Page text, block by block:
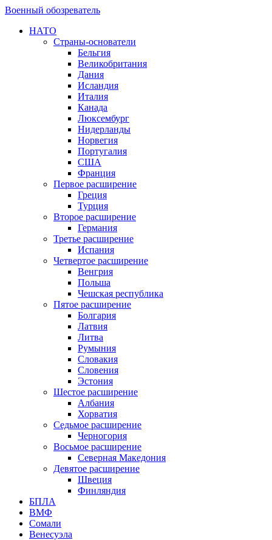
Военный обозреватель
НАТО
Страны-основатели
Бельгия
Великобритания
Дания
Исландия
Италия
Канада
Люксембург
Нидерланды
Норвегия
Португалия
США
Франция
Первое расширение
Греция
Турция
Второе расширение
Германия
Третье расширение
Испания
Четвертое расширение
Венгрия
Польша
Чешская республика
Пятое расширение
Болгария
Латвия
Литва
Румыния
Словакия
Словения
Эстония
Шестое расширение
Албания
Хорватия
Седьмое расширение
Черногория
Восьмое расширение
Северная Македония
Девятое расширение
Швеция
Финляндия
БПЛА
ВМФ
Сомали
Венесуэла